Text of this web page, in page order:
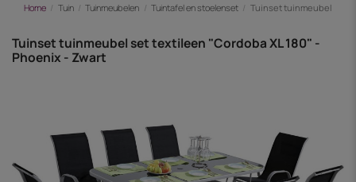
Home Tuin Tuinmeubelen Tuintafel en stoelenset Tuinset tuinmeubel set
Tuinset tuinmeubel set textileen "Cordoba XL 180" -
Phoenix - Zwart